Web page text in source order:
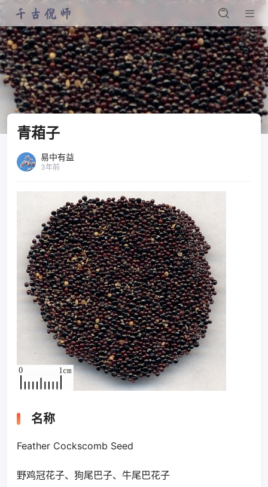
青葙子
易中有益
3年前
名称
Feather Cockscomb Seed
野鸡冠花子、狗尾巴子、牛尾巴花子